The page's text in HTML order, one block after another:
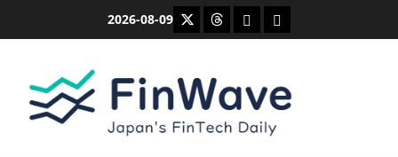
2026-08-09 X ThreadsBlueskyMastodon